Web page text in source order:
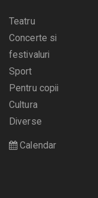
Teatru
Concerte si
festivaluri
Sport
Pentru copii
Cultura
Diverse
Calendar